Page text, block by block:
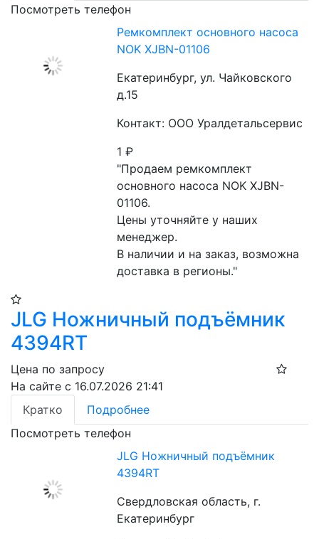
Посмотреть телефон
Ремкомплект основного насоса
NOK XJBN-01106
Екатеринбург, ул. Чайковского
д.15
Контакт: ООО Уралдетальсервис
1₽
"Продаем ремкомплект
основного насоса NOK XJBN-
01106.
Цены уточняйте у наших
менеджер.
В наличии и на заказ, возможна
доставка в регионы."
JLG Ножничный подъёмник
4394RT
Цена по запросу
На сайте с 16.07.2026 21:41
Кратко
Подробнее
Посмотреть телефон
JLG Ножничный подъёмник
4394RT
Свердловская область, г.
Екатеринбург